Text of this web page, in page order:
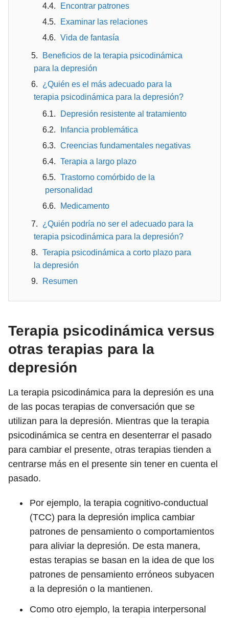
Encontrar patrones
Examinar las relaciones
Vida de fantasía
Beneficios de la terapia psicodinámica
para la depresión
¿Quién es el más adecuado para la
terapia psicodinámica para la depresión?
Depresión resistente al tratamiento
Infancia problemática
Creencias fundamentales negativas
Terapia a largo plazo
Trastorno comórbido de la
personalidad
Medicamento
¿Quién podría no ser el adecuado para la
terapia psicodinámica para la depresión?
Terapia psicodinámica a corto plazo para
la depresión
Resumen
Terapia psicodinámica versus
otras terapias para la
depresión
La terapia psicodinámica para la depresión es una
de las pocas terapias de conversación que se
utilizan para la depresión. Mientras que la terapia
psicodinámica se centra en desenterrar el pasado
para cambiar el presente, otras terapias tienden a
centrarse más en el presente sin tener en cuenta el
pasado.
Por ejemplo, la terapia cognitivo-conductual
(TCC) para la depresión implica cambiar
patrones de pensamiento o comportamientos
para aliviar la depresión. De esta manera,
estas terapias se basan en la idea de que los
patrones de pensamiento erróneos subyacen
a la depresión o la mantienen.
Como otro ejemplo, la terapia interpersonal